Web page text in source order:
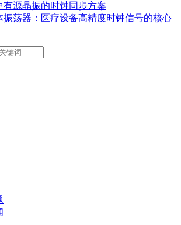
有源晶振的时钟同步方案
振荡器：医疗设备高精度时钟信号的核心